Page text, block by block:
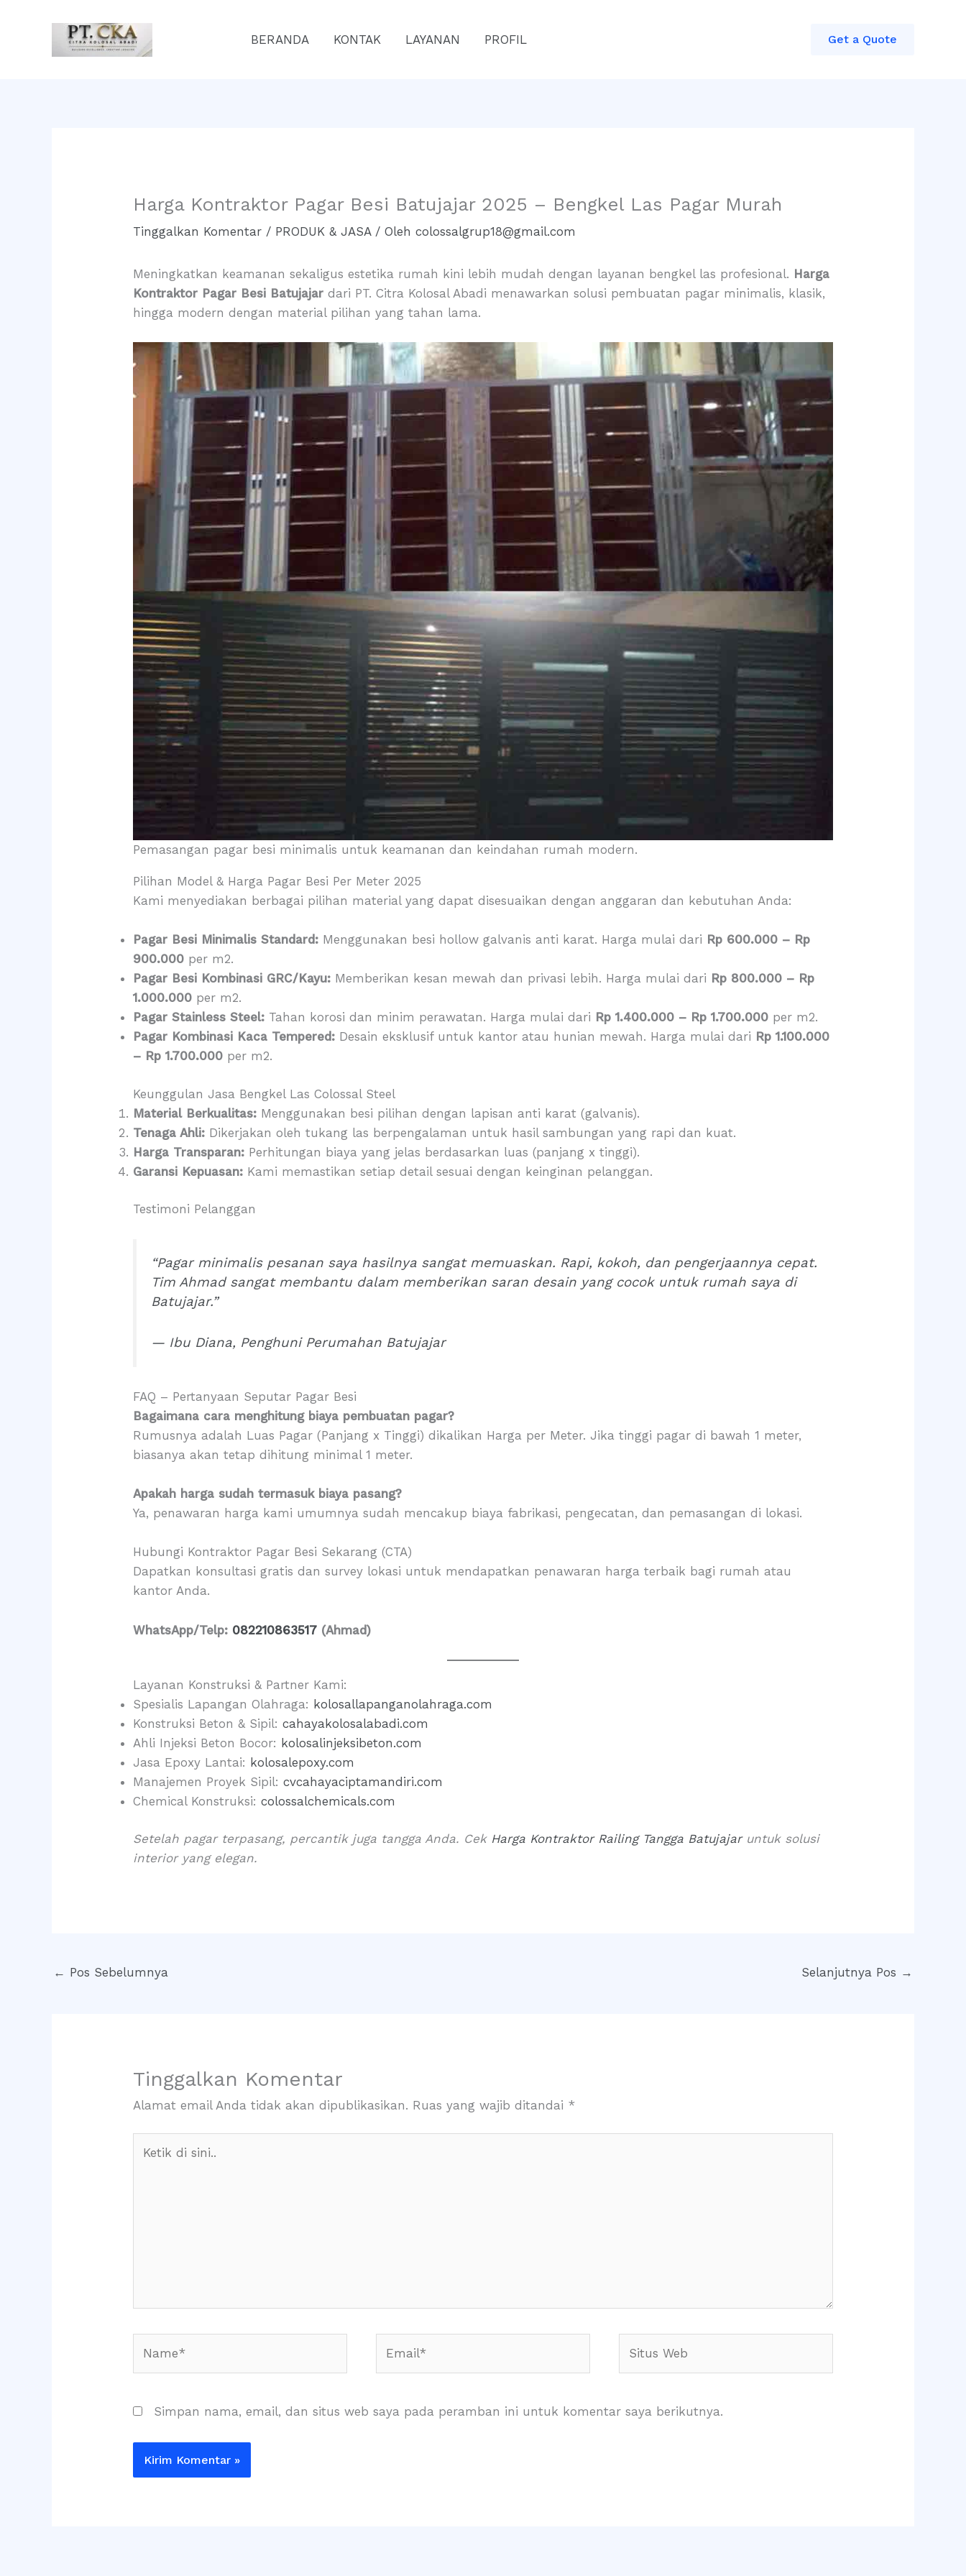
BERANDA KONTAK LAYANAN PROFIL Get a Quote
Harga Kontraktor Pagar Besi Batujajar 2025 – Bengkel Las Pagar Murah
Tinggalkan Komentar / PRODUK & JASA/ Olehcolossalgrup18@gmail.com
Meningkatkan keamanan sekaligus estetika rumah kini lebih mudah dengan layanan bengkel las profesional. Harga
Kontraktor Pagar Besi Batujajar dari PT. Citra Kolosal Abadi menawarkan solusi pembuatan pagar minimalis, klasik,
hingga modern dengan material pilihan yang tahan lama.
Pemasangan pagar besi minimalis untuk keamanan dan keindahan rumah modern.
Pilihan Model & Harga Pagar Besi Per Meter 2025
Kami menyediakan berbagai pilihan material yang dapat disesuaikan dengan anggaran dan kebutuhan Anda:
Pagar Besi Minimalis Standard: Menggunakan besi hollow galvanis anti karat. Harga mulai dari Rp 600.000 – Rp
900.000 per m2.
Pagar Besi Kombinasi GRC/Kayu: Memberikan kesan mewah dan privasi lebih. Harga mulai dari Rp 800.000 – Rp
1.000.000 per m2.
Pagar Stainless Steel: Tahan korosi dan minim perawatan. Harga mulai dari Rp 1.400.000 – Rp 1.700.000 per m2.
Pagar Kombinasi Kaca Tempered: Desain eksklusif untuk kantor atau hunian mewah. Harga mulai dari Rp 1.100.000
– Rp 1.700.000 per m2.
Keunggulan Jasa Bengkel Las Colossal Steel
Material Berkualitas: Menggunakan besi pilihan dengan lapisan anti karat (galvanis).
Tenaga Ahli: Dikerjakan oleh tukang las berpengalaman untuk hasil sambungan yang rapi dan kuat.
Harga Transparan: Perhitungan biaya yang jelas berdasarkan luas (panjang x tinggi).
Garansi Kepuasan: Kami memastikan setiap detail sesuai dengan keinginan pelanggan.
Testimoni Pelanggan
“Pagar minimalis pesanan saya hasilnya sangat memuaskan. Rapi, kokoh, dan pengerjaannya cepat.
Tim Ahmad sangat membantu dalam memberikan saran desain yang cocok untuk rumah saya di
Batujajar.”
— Ibu Diana, Penghuni Perumahan Batujajar
FAQ – Pertanyaan Seputar Pagar Besi
Bagaimana cara menghitung biaya pembuatan pagar?
Rumusnya adalah Luas Pagar (Panjang x Tinggi) dikalikan Harga per Meter. Jika tinggi pagar di bawah 1 meter,
biasanya akan tetap dihitung minimal 1 meter.
Apakah harga sudah termasuk biaya pasang?
Ya, penawaran harga kami umumnya sudah mencakup biaya fabrikasi, pengecatan, dan pemasangan di lokasi.
Hubungi Kontraktor Pagar Besi Sekarang (CTA)
Dapatkan konsultasi gratis dan survey lokasi untuk mendapatkan penawaran harga terbaik bagi rumah atau
kantor Anda.
WhatsApp/Telp: 082210863517 (Ahmad)
Layanan Konstruksi & Partner Kami:
Spesialis Lapangan Olahraga: kolosallapanganolahraga.com
Konstruksi Beton & Sipil:cahayakolosalabadi.com
Ahli Injeksi Beton Bocor: kolosalinjeksibeton.com
Jasa Epoxy Lantai: kolosalepoxy.com
Manajemen Proyek Sipil:cvcahayaciptamandiri.com
Chemical Konstruksi:colossalchemicals.com
Setelah pagar terpasang, percantik juga tangga Anda. Cek Harga Kontraktor Railing Tangga Batujajaruntuk solusi
interior yang elegan.
← Pos Sebelumnya Selanjutnya Pos →
Tinggalkan Komentar
Alamat email Anda tidak akan dipublikasikan. Ruas yang wajib ditandai *
Web
Simpan nama, email, dan situs web saya pada peramban ini untuk komentar saya berikutnya.